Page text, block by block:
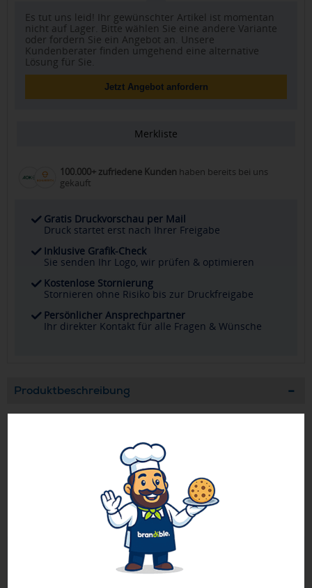
Es tut uns leid! Ihr gewünschter Artikel ist momentan
nicht auf Lager. Bitte wählen Sie eine andere Variante
oder fordern Sie ein Angebot an. Unsere
Kundenberater finden umgehend eine alternative
Lösung für Sie.
Jetzt Angebot anfordern
Merkliste
100.000+ zufriedene Kunden haben bereits bei uns
gekauft
Gratis Druckvorschau per Mail
Druck startet erst nach Ihrer Freigabe
Inklusive Grafik-Check
Sie senden Ihr Logo, wir prüfen & optimieren
Kostenlose Stornierung
Stornieren ohne Risiko bis zur Druckfreigabe
Persönlicher Ansprechpartner
Ihr direkter Kontakt für alle Fragen & Wünsche
Produktbeschreibung
natürliches Material. Aufgrund seiner strukturellen
Beschaffenheit und Oberflächenporosität kann das
endgültige Druckergebnis pro Artikel Abweichungen
Nur Produkte, die unserenQualitätscheck